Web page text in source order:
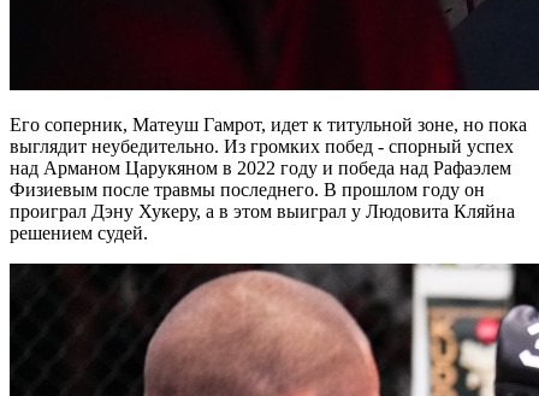
Его соперник, Матеуш Гамрот, идет к титульной зоне, но пока
выглядит неубедительно. Из громких побед - спорный успех
над Арманом Царукяном в 2022 году и победа над Рафаэлем
Физиевым после травмы последнего. В прошлом году он
проиграл Дэну Хукеру, а в этом выиграл у Людовита Кляйна
решением судей.